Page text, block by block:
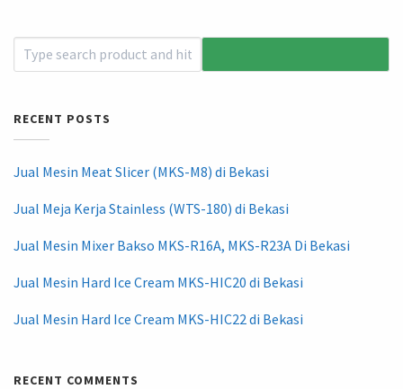
RECENT POSTS
Jual Mesin Meat Slicer (MKS-M8) di Bekasi
Jual Meja Kerja Stainless (WTS-180) di Bekasi
Jual Mesin Mixer Bakso MKS-R16A, MKS-R23A Di Bekasi
Jual Mesin Hard Ice Cream MKS-HIC20 di Bekasi
Jual Mesin Hard Ice Cream MKS-HIC22 di Bekasi
RECENT COMMENTS